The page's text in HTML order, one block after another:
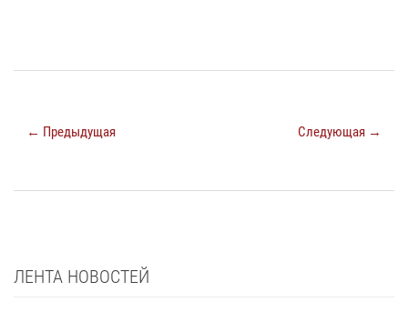
← Предыдущая Следующая →
ЛЕНТА НОВОСТЕЙ